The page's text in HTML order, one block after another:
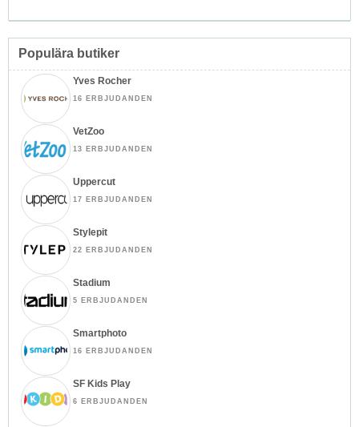
Populära butiker
Yves Rocher
16 ERBJUDANDEN
VetZoo
13 ERBJUDANDEN
Uppercut
17 ERBJUDANDEN
Stylepit
22 ERBJUDANDEN
Stadium
5 ERBJUDANDEN
Smartphoto
16 ERBJUDANDEN
SF Kids Play
6 ERBJUDANDEN